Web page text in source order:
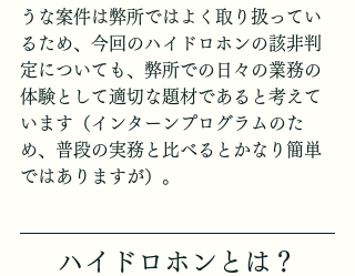
うな案件は弊所ではよく取り扱ってい
るため、今回のハイドロホンの該非判
定についても、弊所での日々の業務の
体験として適切な題材であると考えて
います（インターンプログラムのた
め、普段の実務と比べるとかなり簡単
ではありますが）。
ハイドロホンとは？